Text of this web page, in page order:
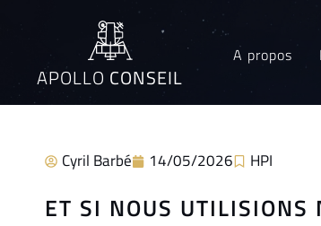
APOLLO CONSEIL
A propos
Cyril Barbé 14/05/2026 HPI
ET SI NOUS UTILISIONS